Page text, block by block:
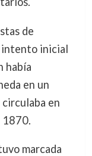
de
intento inicial
había
en un
en
1870.
marcada